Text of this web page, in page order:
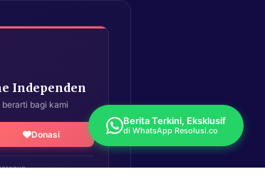
Independen
bagi kami
Donasi
Berita Terkini, Eksklusif
di WhatsApp Resolusi.co